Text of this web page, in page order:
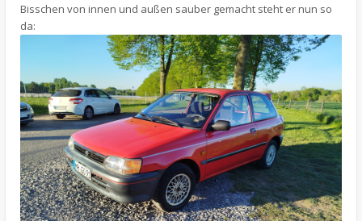
Bisschen von innen und außen sauber gemacht steht er nun so
da: